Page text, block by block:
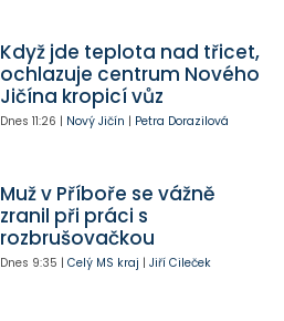
Když jde teplota nad třicet,
ochlazuje centrum Nového
Jičína kropicí vůz
Dnes 11:26 | Nový Jičín | Petra Dorazilová
Muž v Příboře se vážně
zranil při práci s
rozbrušovačkou
Dnes 9:35 | Celý MS kraj | Jiří Cileček